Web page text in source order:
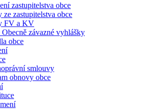
zastupitelstva obce
ze zastupitelstva obce
FV a KV
Obecně závazné vyhlášky
obce
smlouvy
obnovy obce